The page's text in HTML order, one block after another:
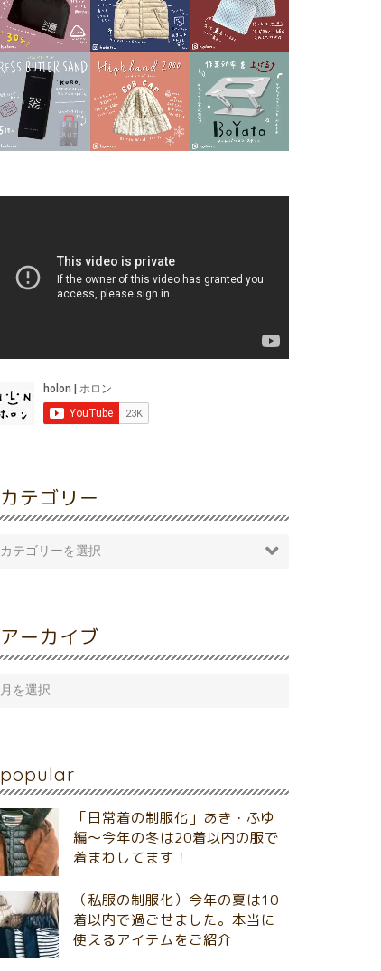
カテゴリー
アーカイブ
popular
「日常着の制服化」あき・ふゆ
編～今年の冬は20着以内の服で
着まわしてます！
（私服の制服化）今年の夏は10
着以内で過ごせました。本当に
使えるアイテムをご紹介